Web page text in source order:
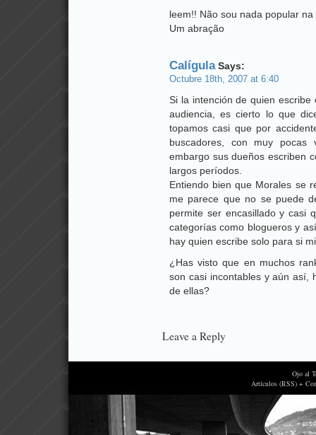
leem!! Não sou nada popular
Um abração
CalígulaSays:
Octubre 18th, 2007 at 6:40
Si la intención de quien
audiencia, es cierto lo que
topamos casi que por
buscadores, con muy
embargo sus dueños escriben
largos períodos.
Entiendo bien que Morales se
me parece que no se puede
permite ser encasillado y casi
categorías como blogueros y
hay quien escribe solo para si
¿Has visto que en muchos
son casi incontables y aún así,
de ellas?
Leave a Reply
Ojo al
Artículos (RSS) +